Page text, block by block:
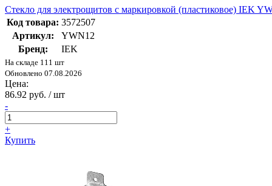
Стекло для электрощитов с маркировкой (пластиковое) IEK
Код товара: 3572507
Артикул:
YWN12
Бренд:
IEK
На складе 111 шт
Обновлено 07.08.2026
Цена:
86.92 руб. / шт
-
+
Купить